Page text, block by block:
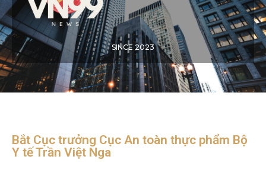
SINCE 2023
Bắt Cục trưởng Cục An toàn thực phẩm Bộ
Y tế Trần Việt Nga